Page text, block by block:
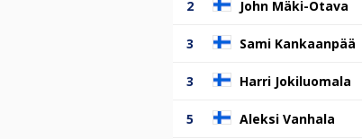
2 John Mäki-Otava
3 Sami Kankaanpää
3 Harri Jokiluomala
5 Aleksi Vanhala